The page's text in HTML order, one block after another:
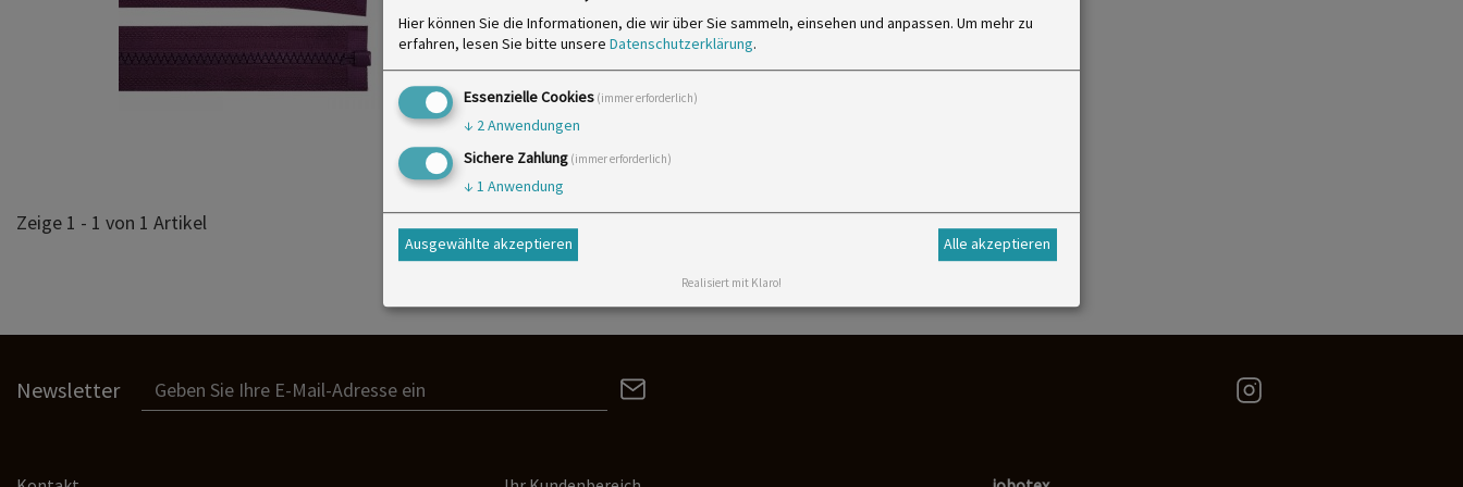
Teilbarer Reißverschluss aus Kunststoff
Zeige 1 - 1 von 1 Artikel
Newsletter
Hier können Sie die Informationen, die wir über Sie sammeln, einsehen und anpassen. Um mehr zu
erfahren, lesen Sie bitte unsere Datenschutzerklärung.
Essenzielle Cookies (immer erforderlich)
↓ 2Anwendungen
Sichere Zahlung (immer erforderlich)
↓ 1 Anwendung
Ausgewählte akzeptieren Alle akzeptieren
Realisiert mit Klaro!